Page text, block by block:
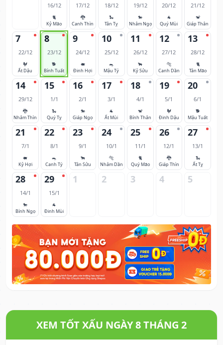
16/12
🐈
Kỷ Mão
17/12
🐉
Canh Thìn
18/12
🐍
Tân Tỵ
19/12
🐎
Nhâm Ngọ
20/12
🐐
Quý Mùi
21/12
🐒
Giáp Thân
7
22/12
🐓
Ất Dậu
8
23/12
🐕
Bính Tuất
9
24/12
🐖
Đinh Hợi
10
25/12
🐀
Mậu Tý
11
26/12
🐂
Kỷ Sửu
12
27/12
🐅
Canh Dần
13
28/12
🐈
Tân Mão
14
29/12
🐉
Nhâm Thìn
15
1/1
🐍
Quý Tỵ
16
2/1
🐎
Giáp Ngọ
17
3/1
🐐
Ất Mùi
18
4/1
🐒
Bính Thân
19
5/1
🐓
Đinh Dậu
20
6/1
🐕
Mậu Tuất
21
7/1
🐖
Kỷ Hợi
22
8/1
🐀
Canh Tý
23
9/1
🐂
Tân Sửu
24
10/1
🐅
Nhâm Dần
25
11/1
🐈
Quý Mão
26
12/1
🐉
Giáp Thìn
27
13/1
🐍
Ất Tỵ
28
14/1
🐎
Bính Ngọ
29
15/1
🐐
Đinh Mùi
1 2 3 4 5
XEM TỐT XẤU NGÀY 8 THÁNG 2